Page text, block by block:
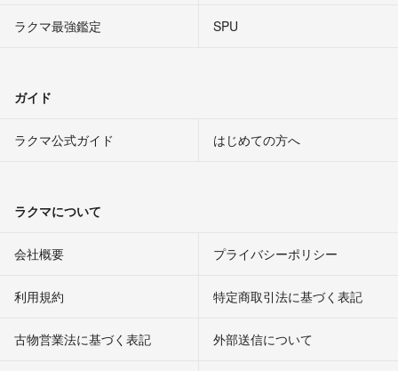
ラクマ最強鑑定
SPU
ガイド
ラクマ公式ガイド はじめての方へ
ラクマについて
会社概要 プライバシーポリシー
利用規約 特定商取引法に基づく表記
古物営業法に基づく表記 外部送信について